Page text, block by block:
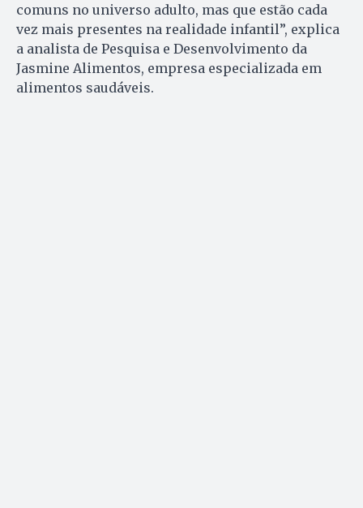
comuns no universo adulto, mas que estão cada
vez mais presentes na realidade infantil”, explica
a analista de Pesquisa e Desenvolvimento da
Jasmine Alimentos, empresa especializada em
alimentos saudáveis.